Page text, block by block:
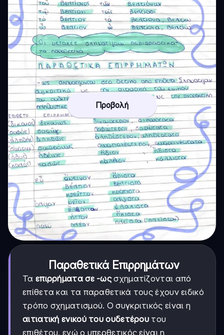
Προβολή
Παραθετικά Επιρρημάτων
Τα επιρρήματα σε -ωςσχηματίζονται από
επίθετα και τα παραθετικά τους έχουν ειδικό
τρόπο σχηματισμού. Ο συγκριτικός είναι η
αιτιατική ενικού του ουδετέρου του
επιθέτου, ενώ ο υπερθετικός είναι η